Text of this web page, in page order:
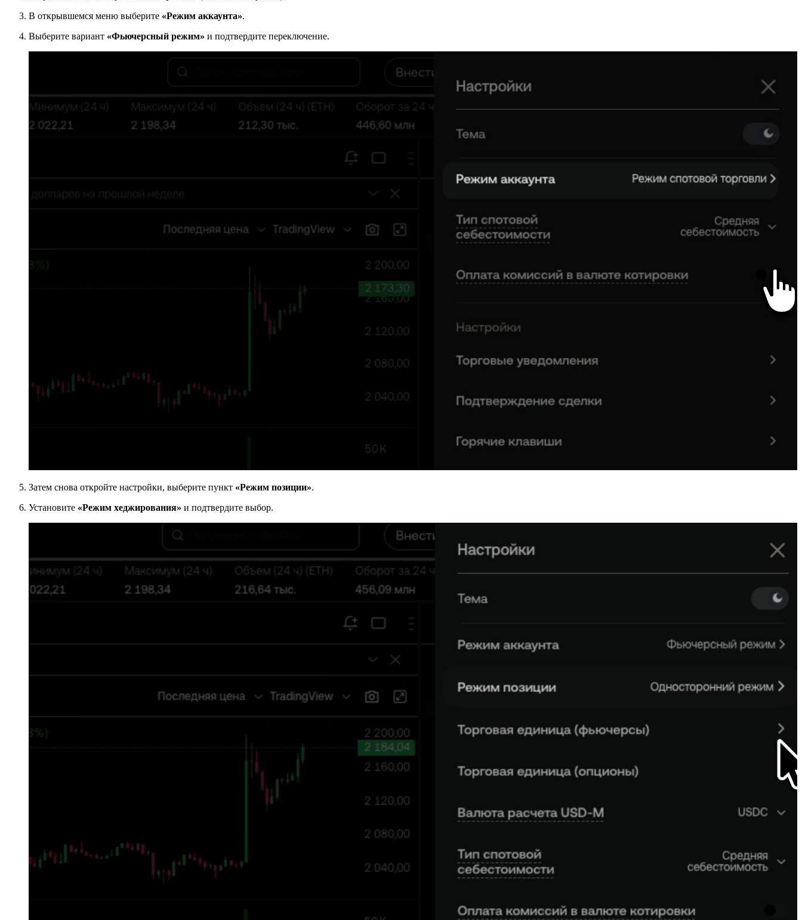
В открывшемся меню выберите «Режим аккаунта».
Выберите вариант «Фьючерсный режим» и подтвердите переключение.
Затем снова откройте настройки, выберите пункт «Режим позиции».
Установите «Режим хеджирования» и подтвердите выбор.